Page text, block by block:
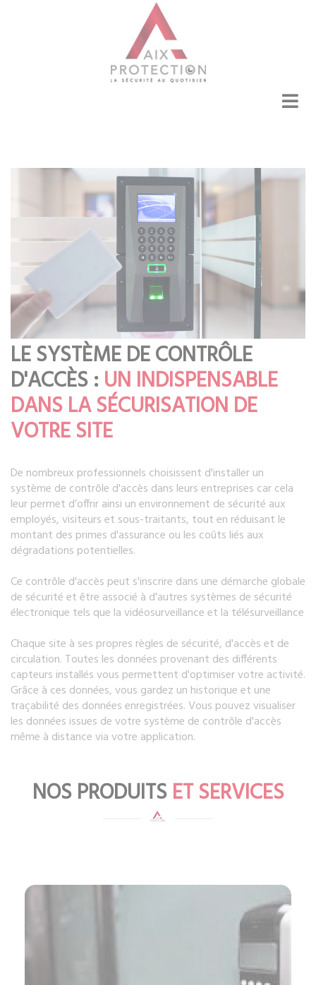
PARTICULIERS
PROFESSIONNELS
NOS RÉALISATIONS
CONTACT
PARTENAIRES
LE SYSTÈME DE CONTRÔLE
D'ACCÈS :UN INDISPENSABLE
DANS LA SÉCURISATION DE
VOTRE SITE
De nombreux professionnels choisissent d'installer un
système de contrôle d'accès dans leurs entreprises car cela
leur permet d’offrir ainsi un environnement de sécurité aux
employés, visiteurs et sous-traitants, tout en réduisant le
montant des primes d'assurance ou les coûts liés aux
dégradations potentielles.
Ce contrôle d'accès peut s'inscrire dans une démarche globale
de sécurité et être associé à d'autres systèmes de sécurité
électronique tels que la vidéosurveillance et la télésurveillance
Chaque site à ses propres règles de sécurité, d'accès et de
circulation. Toutes les données provenant des différents
capteurs installés vous permettent d'optimiser votre activité.
Grâce à ces données, vous gardez un historique et une
traçabilité des données enregistrées. Vous pouvez visualiser
les données issues de votre système de contrôle d'accès
même à distance via votre application.
NOS PRODUITSET SERVICES
Panneau de gestion des cookies